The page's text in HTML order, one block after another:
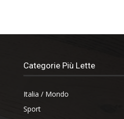
Categorie Più Lette
Italia / Mondo
Sport